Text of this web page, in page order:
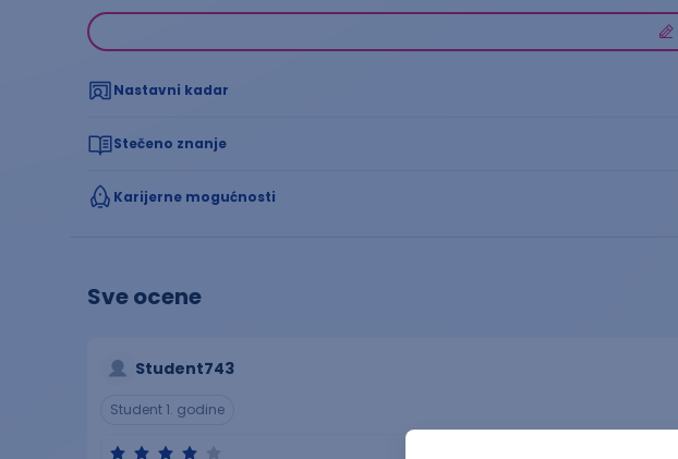
Nastavni kadar
Stečeno znanje
Karijerne mogućnosti
Sve ocene
Student743
Student 1. godine